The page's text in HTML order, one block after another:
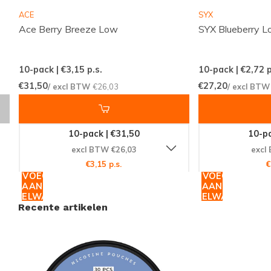
zodat je altijd weet waar je aan toe bent. Dankzij
consistente leveringen en een professioneel
vertrouwde plek voor iedereen die graag discreet en
smaakvol wil genieten.
Kenmerken
Sterkte: LICHT 1-5 MG — Smaakcategorie: FRUIT —
Afmeting: SLIM. Deze combinatie zorgt voor een
milde maar aanwezige ervaring die comfortabel
gedurende de dag.
ACE
Ace Berry Breeze Low
10-pack | €3,15 p.s.
€31,50/ excl BTW €26,03
10-pack | €31,50
excl BTW €26,03
€3,15 p.s.
TOEVOEGEN
AAN
SYX
SYX Blueberry
10-pack | €2,72
€27,20/ excl
10-
excl
TOEVOEGEN
AAN
WINKELWAGEN
Recente artikelen